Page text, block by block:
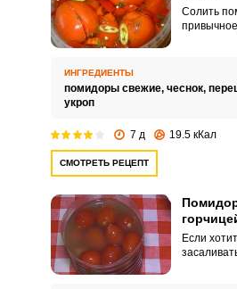
Солить
ИНГРЕДИЕНТЫ
помидоры свежие, чеснок,
укроп
7 д 19.5 кКал
СМОТРЕТЬ РЕЦЕПТ
Если